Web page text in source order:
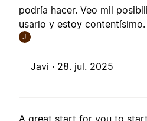
podría hacer. Veo mil
usarlo y estoy
J
Javi · 28. jul. 2025